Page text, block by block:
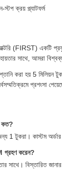
স্টপ ক্রয় প্ল্যাটফর্ম
(FIRST) একটি
সাথে, আমরা
করা হয় 5 মিলিয়ন
প্রশংসা
কত?
1 টুকরা। কাস্টম
গ্রহণ করেন?
সাথে। বিস্তারিত